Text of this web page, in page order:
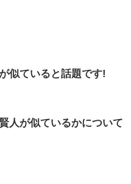
似ていると話題です!
人が似ているかについて